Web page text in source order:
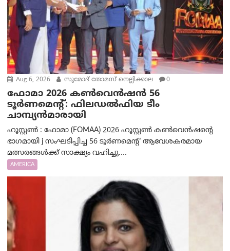
Aug 6, 2026 സുമോദ് തോമസ് നെല്ലിക്കാല 0
ഫോമാ 2026 കൺവെൻഷൻ 56
ടൂർണമെന്റ്: ഫിലഡൽഫിയ ടീം
ചാമ്പ്യൻമാരായി
ഹൂസ്റ്റൺ : ഫോമാ (FOMAA) 2026 ഹൂസ്റ്റൺ കൺവെൻഷന്റെ
ഭാഗമായി j സംഘടിപ്പിച്ച 56 ടൂർണമെന്റ് ആവേശകരമായ
മത്സരങ്ങൾക്ക് സാക്ഷ്യം വഹിച്ചു....
AMERICA